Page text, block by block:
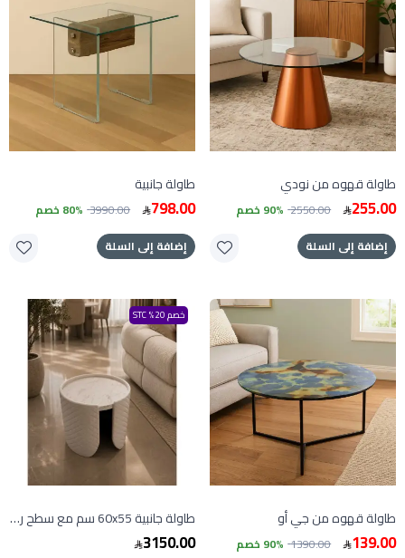
طاولة قهوه من نودي
255.00
2550.00 90% خصم
إضافة إلى السلة
طاولة جانبية
798.00
3990.00 80% خصم
إضافة إلى السلة
طاولة قهوه من جي أو
139.00
1390.00 90% خصم
خصم 20% STC
طاولة جانبية 60x55 سم مع سطح رخام
3150.00